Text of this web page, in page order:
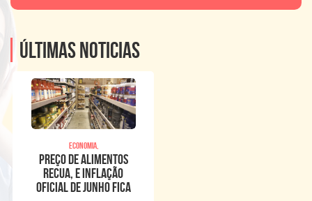
Últimas noticias
Economia,
Preço de alimentos
recua, e inflação
oficial de junho fica